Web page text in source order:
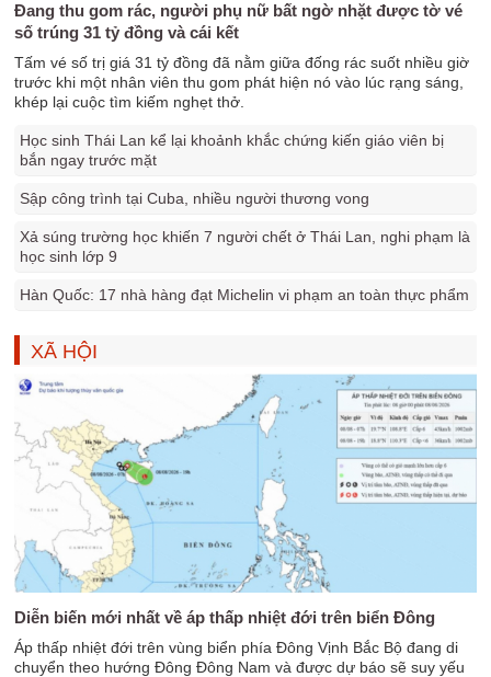
Đang thu gom rác, người phụ nữ bất ngờ nhặt được tờ vé
số trúng 31 tỷ đồng và cái kết
Tấm vé số trị giá 31 tỷ đồng đã nằm giữa đống rác suốt nhiều giờ
trước khi một nhân viên thu gom phát hiện nó vào lúc rạng sáng,
khép lại cuộc tìm kiếm nghẹt thở.
Học sinh Thái Lan kể lại khoảnh khắc chứng kiến giáo viên bị
bắn ngay trước mặt
Sập công trình tại Cuba, nhiều người thương vong
Xả súng trường học khiến 7 người chết ở Thái Lan, nghi phạm là
học sinh lớp 9
Hàn Quốc: 17 nhà hàng đạt Michelin vi phạm an toàn thực phẩm
XÃ HỘI
Diễn biến mới nhất về áp thấp nhiệt đới trên biển Đông
Áp thấp nhiệt đới trên vùng biển phía Đông Vịnh Bắc Bộ đang di
chuyển theo hướng Đông Đông Nam và được dự báo sẽ suy yếu